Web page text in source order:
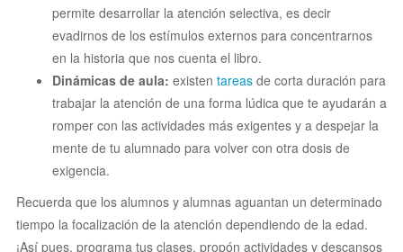
permite desarrollar la atención selectiva, es decir
evadirnos de los estímulos externos para concentrarnos
en la historia que nos cuenta el libro.
Dinámicas de aula: existen tareas de corta duración para
trabajar la atención de una forma lúdica que te ayudarán a
romper con las actividades más exigentes y a despejar la
mente de tu alumnado para volver con otra dosis de
exigencia.
Recuerda que los alumnos y alumnas aguantan un determinado
tiempo la focalización de la atención dependiendo de la edad.
¡Así pues, programa tus clases, propón actividades y descansos